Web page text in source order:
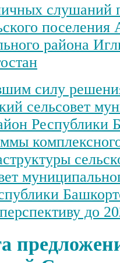
слушаний
поселения
района
силу
сельсовет
Республики
до